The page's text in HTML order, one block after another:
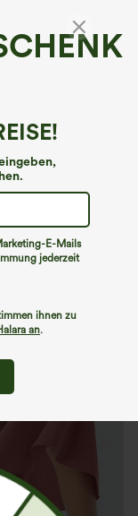
E-Mails
jederzeit
ihnen zu
an.